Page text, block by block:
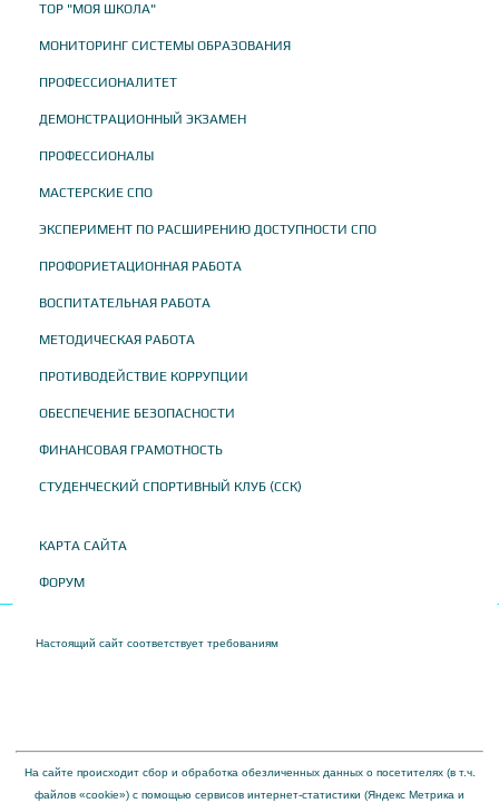
ТОР "МОЯ ШКОЛА"
МОНИТОРИНГ СИСТЕМЫ ОБРАЗОВАНИЯ
ПРОФЕССИОНАЛИТЕТ
ДЕМОНСТРАЦИОННЫЙ ЭКЗАМЕН
ПРОФЕССИОНАЛЫ
МАСТЕРСКИЕ СПО
ЭКСПЕРИМЕНТ ПО РАСШИРЕНИЮ ДОСТУПНОСТИ СПО
ПРОФОРИЕТАЦИОННАЯ РАБОТА
ВОСПИТАТЕЛЬНАЯ РАБОТА
МЕТОДИЧЕСКАЯ РАБОТА
ПРОТИВОДЕЙСТВИЕ КОРРУПЦИИ
ОБЕСПЕЧЕНИЕ БЕЗОПАСНОСТИ
ФИНАНСОВАЯ ГРАМОТНОСТЬ
СТУДЕНЧЕСКИЙ СПОРТИВНЫЙ КЛУБ (ССК)
КАРТА САЙТА
ФОРУМ
Настоящий сайт соответствует требованиям
На сайте происходит сбор и обработка обезличенных данных о посетителях (в т.ч.
файлов «cookie») с помощью сервисов интернет-статистики (Яндекс Метрика и